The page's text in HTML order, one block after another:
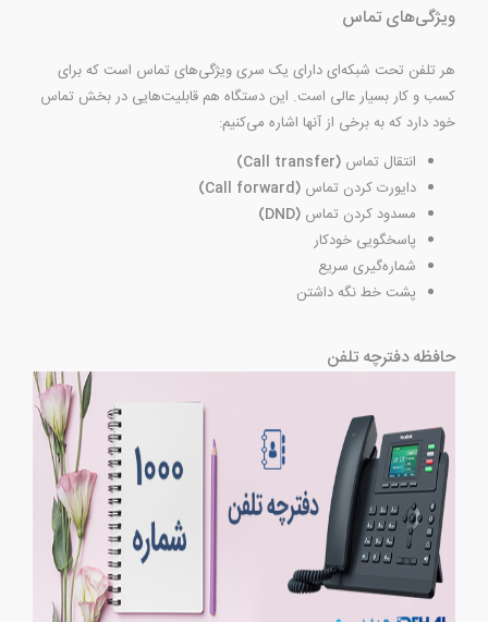
ویژگی‌های تماس
هر تلفن تحت شبکه‌ای دارای یک سری ویژگی‌های تماس است که برای
کسب و کار بسیار عالی است. این دستگاه هم قابلیت‌هایی در بخش تماس
خود دارد که به برخی از آنها اشاره می‌کنیم:
انتقال تماس (Call transfer)
دایورت کردن تماس (Call forward)
مسدود کردن تماس (DND)
پاسخگویی خودکار
شماره‌گیری سریع
پشت خط نگه داشتن
حافظه دفترچه تلفن